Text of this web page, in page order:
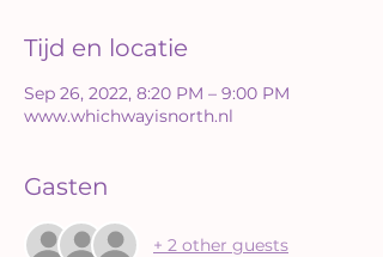
Tijd en locatie
Sep 26, 2022, 8:20 PM – 9:00 PM
www.whichwayisnorth.nl
Gasten
+ 2 other guests